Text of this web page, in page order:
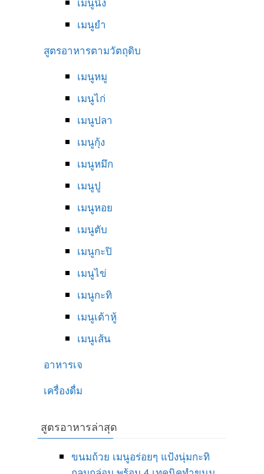
เมนูยำ
สูตรอาหารตามวัตถุดิบ
เมนูหมู
เมนูไก่
เมนูปลา
เมนูกุ้ง
เมนูหมึก
เมนูปู
เมนูหอย
เมนูตับ
เมนูกะปิ
เมนูไข่
เมนูกะทิ
เมนูเต้าหู้
เมนูเส้น
อาหารเจ
เครื่องดื่ม
สูตรอาหารล่าสุด
ขนมถ้วย เมนูอร่อยๆ แป้งนุ่มกะทิ